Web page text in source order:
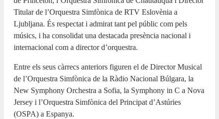
Titular de l’Orquestra Simfònica de RTV Eslovènia a
Ljubljana. És respectat i admirat tant pel públic com pels
músics, i ha consolidat una destacada presència nacional i
internacional com a director d’orquestra.
Entre els seus càrrecs anteriors figuren el de Director Musical
de l’Orquestra Simfònica de la Ràdio Nacional Búlgara, la
New Symphony Orchestra a Sofia, la Symphony in C a Nova
Jersey i l’Orquestra Simfònica del Principat d’Astúries
(OSPA) a Espanya.